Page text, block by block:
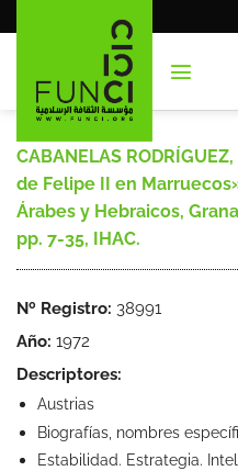
al
CABANELAS
de Felipe II en
Árabes y Hebraicos,
pp. 7-35, IHAC.
Nº Registro: 38991
Año: 1972
Descriptores:
Austrias
Biografías, nombres
Estabilidad. Estrategia.